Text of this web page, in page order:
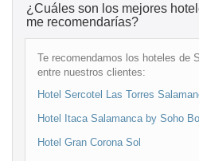
¿Cuáles son los mejores
me recomendarías?
Te recomendamos los hoteles de
entre nuestros clientes:
Hotel Sercotel Las Torres
Hotel Itaca Salamanca by Soho
Hotel Gran Corona Sol